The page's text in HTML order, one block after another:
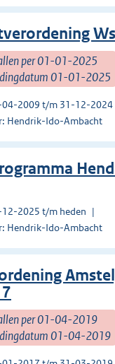
per 01-01-2025
01-01-2025
04-2009 t/m 31-12-2024
Hendrik-Ido-Ambacht
2025 t/m heden
Hendrik-Ido-Ambacht
per 01-04-2019
01-04-2019